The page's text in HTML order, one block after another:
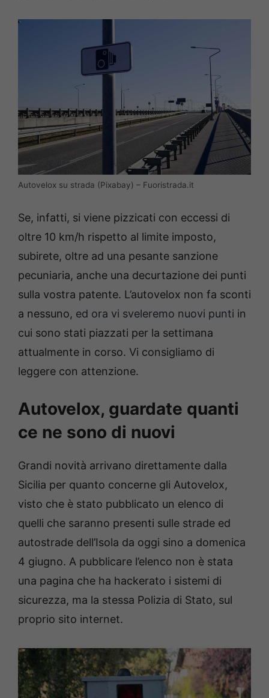
Autovelox su strada (Pixabay) – Fuoristrada.it
Se, infatti, si viene pizzicati con eccessi di
oltre 10 km/h rispetto al limite imposto,
subirete, oltre ad una pesante sanzione
pecuniaria, anche una decurtazione dei punti
sulla vostra patente. L’autovelox non fa sconti
a nessuno, ed ora vi sveleremo nuovi punti in
cui sono stati piazzati per la settimana
attualmente in corso. Vi consigliamo di
leggere con attenzione.
Autovelox, guardate quanti
ce ne sono di nuovi
Grandi novità arrivano direttamente dalla
Sicilia per quanto concerne gli Autovelox,
visto che è stato pubblicato un elenco di
quelli che saranno presenti sulle strade ed
autostrade dell’Isola da oggi sino a domenica
4 giugno. A pubblicare l’elenco non è stata
una pagina che ha hackerato i sistemi di
sicurezza, ma la stessa Polizia di Stato, sul
proprio sito internet.